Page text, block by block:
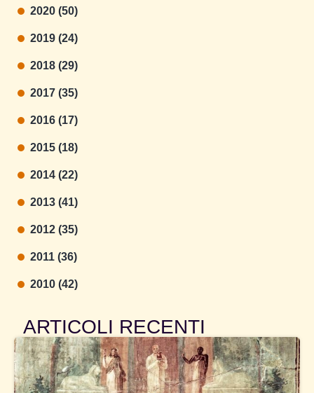
2020 (50)
2019 (24)
2018 (29)
2017 (35)
2016 (17)
2015 (18)
2014 (22)
2013 (41)
2012 (35)
2011 (36)
2010 (42)
ARTICOLI RECENTI